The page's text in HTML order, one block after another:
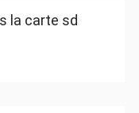
la carte sd